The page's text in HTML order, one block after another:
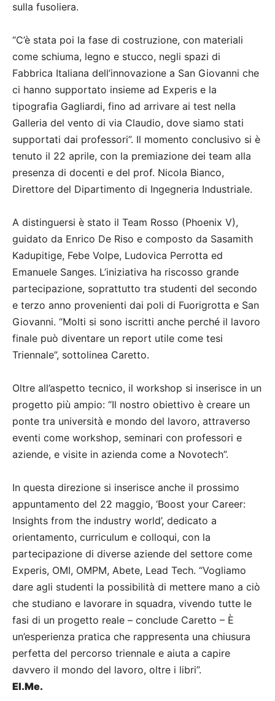
sulla fusoliera.
“C’è stata poi la fase di costruzione, con materiali
come schiuma, legno e stucco, negli spazi di
Fabbrica Italiana dell’innovazione a San Giovanni che
ci hanno supportato insieme ad Experis e la
tipografia Gagliardi, fino ad arrivare ai test nella
Galleria del vento di via Claudio, dove siamo stati
supportati dai professori”. Il momento conclusivo si è
tenuto il 22 aprile, con la premiazione dei team alla
presenza di docenti e del prof. Nicola Bianco,
Direttore del Dipartimento di Ingegneria Industriale.
A distinguersi è stato il Team Rosso (Phoenix V),
guidato da Enrico De Riso e composto da Sasamith
Kadupitige, Febe Volpe, Ludovica Perrotta ed
Emanuele Sanges. L’iniziativa ha riscosso grande
partecipazione, soprattutto tra studenti del secondo
e terzo anno provenienti dai poli di Fuorigrotta e San
Giovanni. “Molti si sono iscritti anche perché il lavoro
finale può diventare un report utile come tesi
Triennale”, sottolinea Caretto.
Oltre all’aspetto tecnico, il workshop si inserisce in un
progetto più ampio: “Il nostro obiettivo è creare un
ponte tra università e mondo del lavoro, attraverso
eventi come workshop, seminari con professori e
aziende, e visite in azienda come a Novotech”.
In questa direzione si inserisce anche il prossimo
appuntamento del 22 maggio, ‘Boost your Career:
Insights from the industry world’, dedicato a
orientamento, curriculum e colloqui, con la
partecipazione di diverse aziende del settore come
Experis, OMI, OMPM, Abete, Lead Tech. “Vogliamo
dare agli studenti la possibilità di mettere mano a ciò
che studiano e lavorare in squadra, vivendo tutte le
fasi di un progetto reale – conclude Caretto – È
un’esperienza pratica che rappresenta una chiusura
perfetta del percorso triennale e aiuta a capire
davvero il mondo del lavoro, oltre i libri”.
El.Me.